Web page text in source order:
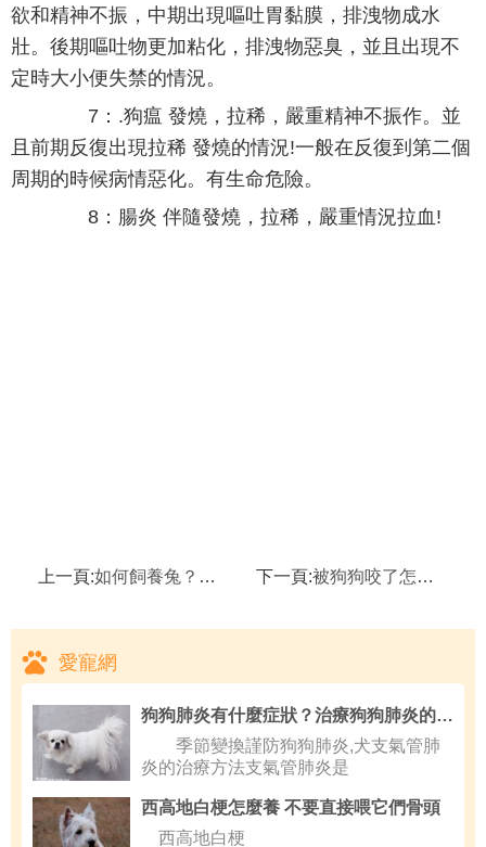
欲和精神不振，中期出現嘔吐胃黏膜，排洩物成水
壯。後期嘔吐物更加粘化，排洩物惡臭，並且出現不
定時大小便失禁的情況。
7：.狗瘟 發燒，拉稀，嚴重精神不振作。並
且前期反復出現拉稀 發燒的情況!一般在反復到第二個
周期的時候病情惡化。有生命危險。
8：腸炎 伴隨發燒，拉稀，嚴重情況拉血!
上一頁:如何飼養兔？養兔知識大全 下一頁:被狗狗咬了怎麼辦 被狗狗咬了的注意事項
愛寵網
狗狗肺炎有什麼症狀？治療狗狗肺炎的方法
季節變換謹防狗狗肺炎,犬支氣管肺
炎的治療方法支氣管肺炎是
西高地白梗怎麼養 不要直接喂它們骨頭
西高地白梗